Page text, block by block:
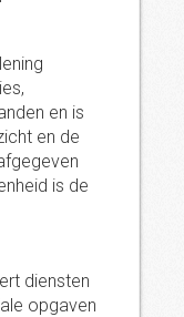
en is
en de
is de
diensten
opgaven